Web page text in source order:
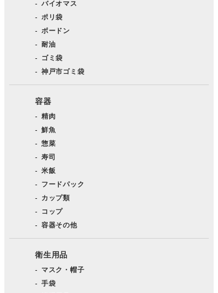
バイオマス
ポリ袋
ボードン
耐油
ゴミ袋
神戸市ゴミ袋
容器
精肉
鮮魚
惣菜
寿司
米飯
フードパック
カップ類
コップ
容器その他
衛生用品
マスク・帽子
手袋